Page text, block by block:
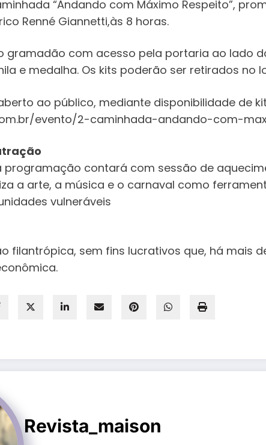
“Andando com Máximo Respeito”,
Renné Giannetti,às 8 horas.
gramadão com acesso pela portaria ao lado
e medalha. Os kits poderão ser retirados no
ao público, mediante disponibilidade de
evento/2-caminhada-andando-com-
programação contará com sessão de
a arte, a música e o carnaval como
vulneráveis
filantrópica, sem fins lucrativos que, há
Revista_maison